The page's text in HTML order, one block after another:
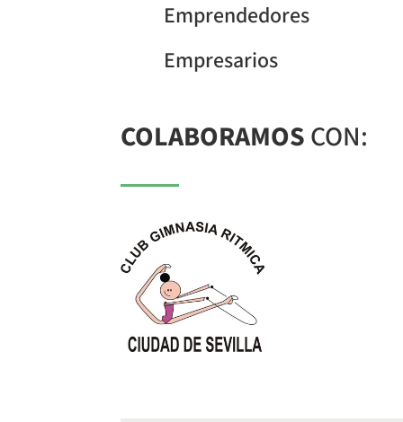
Emprendedores
Empresarios
COLABORAMOS CON: